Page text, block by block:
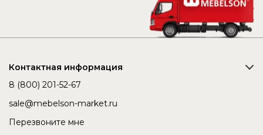
Контактная информация
8 (800) 201-52-67
sale@mebelson-market.ru
Перезвоните мне